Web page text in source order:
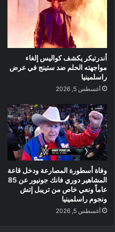
أندرتيكر يكشف كواليس إلغاء
مواجهته الحلم ضد ستينج في عرض
راسلمينيا
أغسطس 5, 2026
وفاة أسطورة المصارعة ودخل قاعة
المشاهير دوري فانك جونيور عن 85
عاماً ونعي خاص من تريبل إتش
ونجوم راسلمينيا
أغسطس 5, 2026